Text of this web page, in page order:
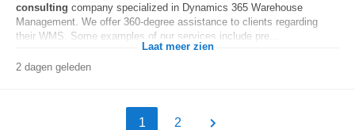
consulting company specialized in Dynamics 365 Warehouse
Management. We offer 360-degree assistance to clients regarding
their WMS. Some examples of our services include pre...
Laat meer zien
2 dagen geleden
1 2